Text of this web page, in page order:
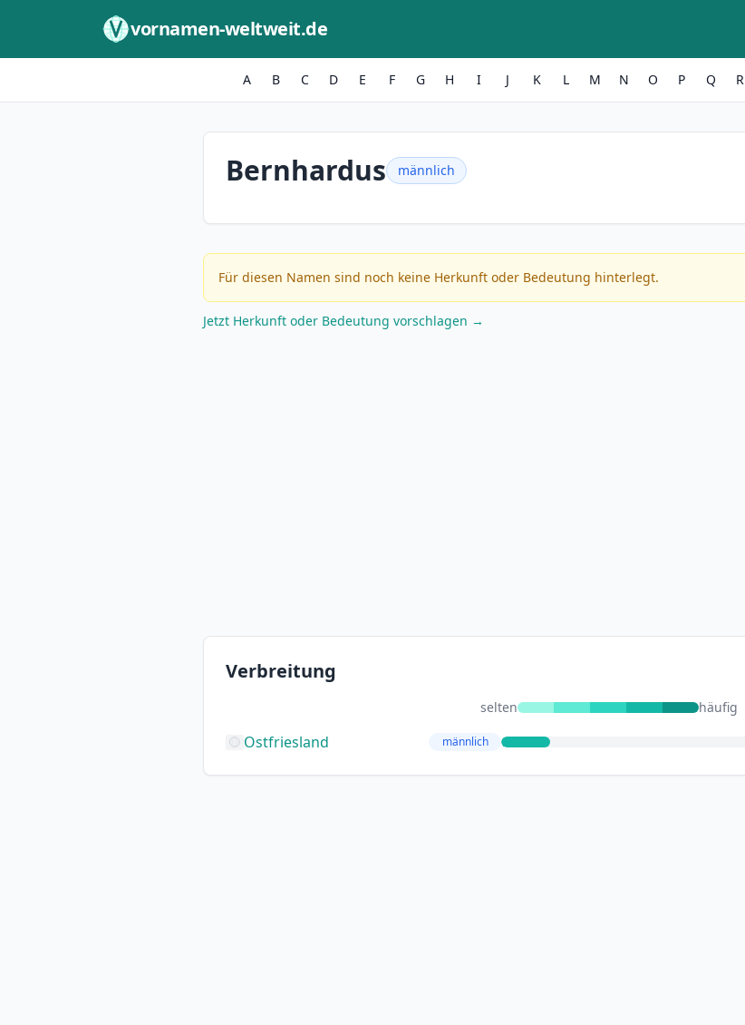
vornamen-weltweit.de
A B C D E F G H I J K L M N O P Q R
Bernhardus männlich
Für diesen Namen sind noch keine Herkunft oder Bedeutung hinterlegt.
Jetzt Herkunft oder Bedeutung vorschlagen →
Verbreitung
selten häufig
Ostfriesland männlich